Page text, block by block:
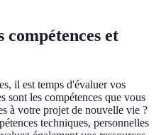
compétences et
il est temps d'évaluer vos
sont les compétences que vous
à votre projet de nouvelle vie ?
techniques, personnelles